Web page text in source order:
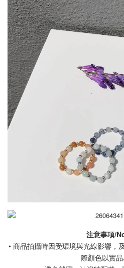
注意事項/
• 商品拍攝時因受環境與光線影響，
際顏色以實品